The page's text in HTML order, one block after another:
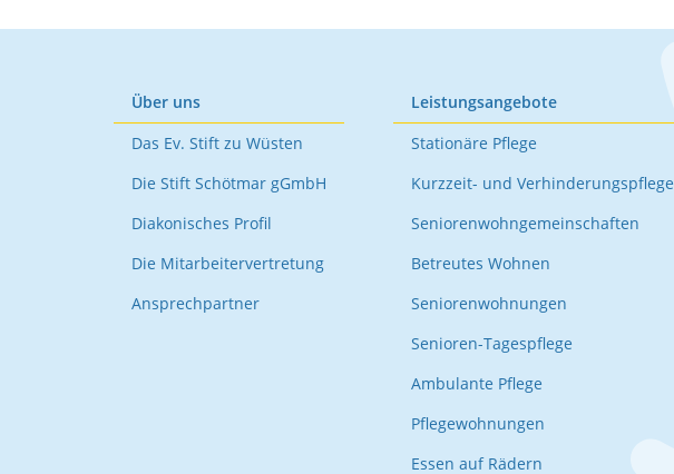
Über uns
Das Ev. Stift zu Wüsten
Die Stift Schötmar gGmbH
Diakonisches Profil
Die Mitarbeitervertretung
Ansprechpartner
Leistungsangebote
Stationäre Pflege
Kurzzeit- und Verhinderungspflege
Seniorenwohngemeinschaften
Betreutes Wohnen
Seniorenwohnungen
Senioren-Tagespflege
Ambulante Pflege
Pflegewohnungen
Essen auf Rädern